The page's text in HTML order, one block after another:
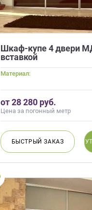
Шкаф-купе 4 двери
вставкой
Материал:
от 28 280 руб.
Цена за погонный метр
БЫСТРЫЙЗАКАЗ